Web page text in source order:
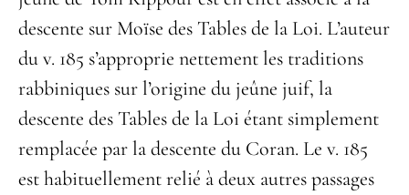
descente sur Moïse des Tables de la Loi. L’auteur
du v. 185 s’approprie nettement les traditions
rabbiniques sur l’origine du jeûne juif, la
descente des Tables de la Loi étant simplement
remplacée par la descente du Coran. Le v. 185
est habituellement relié à deux autres passages